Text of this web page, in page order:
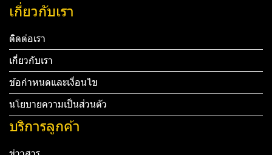
เกี่ยวกับเรา
ติดต่อเรา
เกี่ยวกับเรา
ข้อกำหนดและเงื่อนไข
นโยบายความเป็นส่วนตัว
บริการลูกค้า